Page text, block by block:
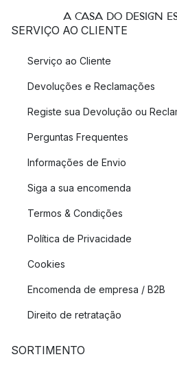
A CASA DO DESIGN
SERVIÇO AO CLIENTE
Serviço ao Cliente
Devoluções e Reclamações
Registe sua Devolução ou
Perguntas Frequentes
Informações de Envio
Siga a sua encomenda
Termos & Condições
Política de Privacidade
Cookies
Encomenda de empresa / B2B
Direito de retratação
SORTIMENTO